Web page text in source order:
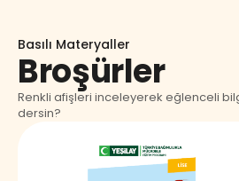
Basılı Materyaller
Broşürler
Renkli afişleri inceleyerek eğlenceli
dersin?